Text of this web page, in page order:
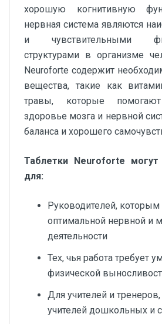
хорошую когнитивную
нервная система являются
и чувствительными
структурами в организме
Neuroforte содержит
вещества, такие как
травы, которые
здоровье мозга и нервной
баланса и хорошего
Таблетки Neuroforte
для:
Руководителей,
оптимальной нервной и
деятельности
Тех, чья работа требует
физической
Для учителей и
учителей дошкольных и